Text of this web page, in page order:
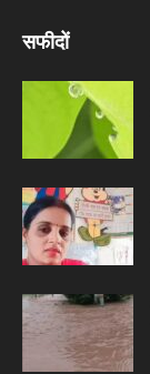
सफीदों